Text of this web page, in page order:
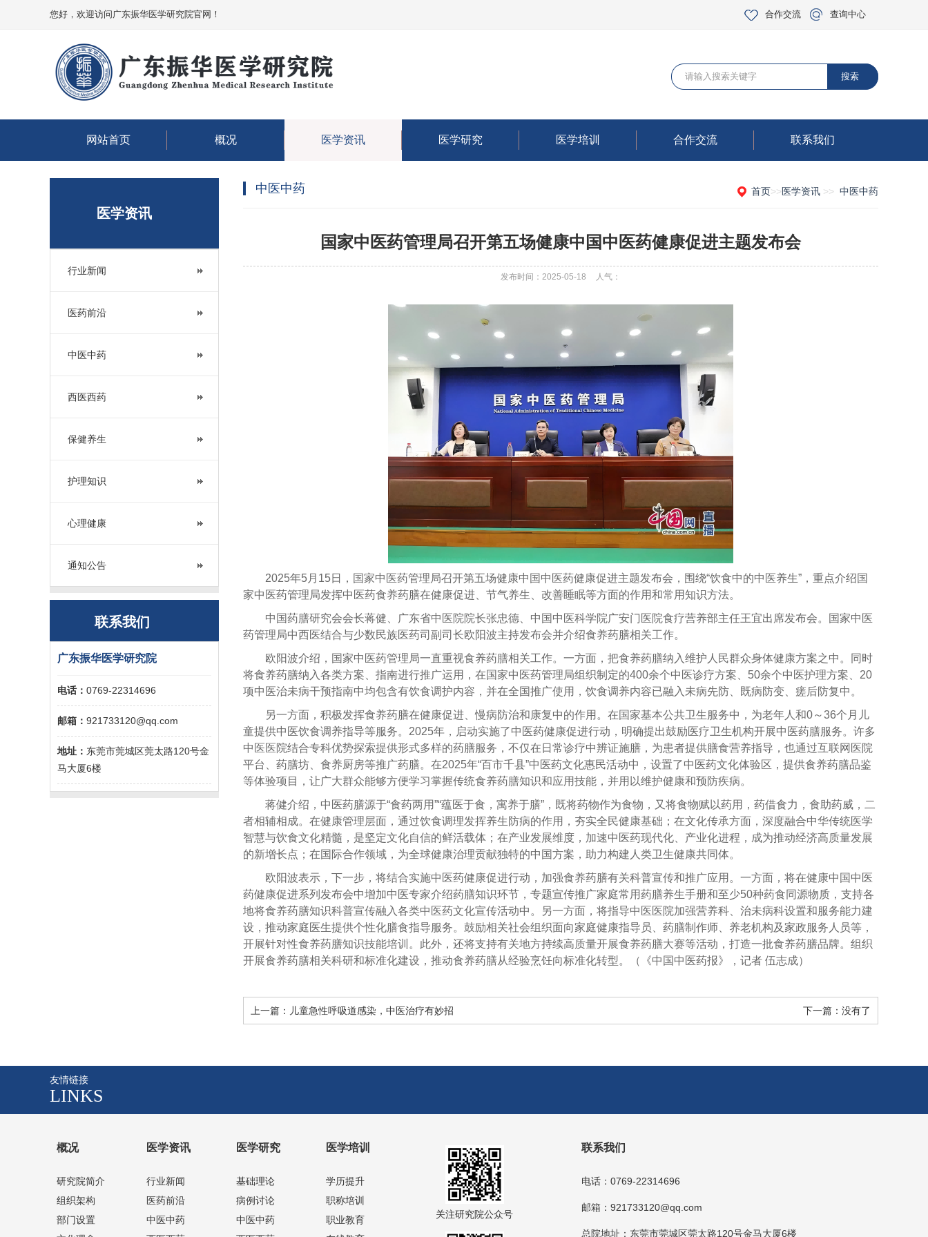
您好，欢迎访问广东振华医学研究院官网！ 合作交流 查询中心
网站首页 概况 医学资讯 医学研究 医学培训 合作交流 联系我们
医学资讯
行业新闻
医药前沿
中医中药
西医西药
保健养生
护理知识
心理健康
通知公告
联系我们
广东振华医学研究院
电话： 0769-22314696
邮箱： 921733120@qq.com
地址： 东莞市莞城区莞太路120号金
马大厦6楼
首页>>医学资讯 >> 中医中药
中医中药
国家中医药管理局召开第五场健康中国中医药健康促进主题发布会
发布时间：2025-05-18 人气：
2025年5月 15日，国家中医药管理局召开第五场健康中国中医药健康促进主题发布会，围绕“饮食中的中医养生” ，重点介绍国
家中医药管理局发挥中医药食养药膳在健康促进、节气养生、改善睡眠等方面的作用和常用知识方法。
中国药膳研究会会长蒋健、广东省中医院院长张忠德、中国中医科学院广安门医院食疗营养部主任王宜出席发布会。国家中医
药管理局中西医结合与少数民族医药司副司长欧阳波主持发布会并介绍食养药膳相关工作。
欧阳波介绍，国家中医药管理局一直重视食养药膳相关工作。一方面，把食养药膳纳入维护人民群众身体健康方案之中。同时
将食养药膳纳入各类方案、指南进行推广运用，在国家中医药管理局组织制定的400余个中医诊疗方案、 50余个中医护理方案、 20
项中医治未病干预指南中均包含有饮食调护内容，并在全国推广使用，饮食调养内容已融入未病先防、既病防变、瘥后防复中。
另一方面，积极发挥食养药膳在健康促进、慢病防治和康复中的作用。在国家基本公共卫生服务中，为老年人和0～36个月儿
童提供中医饮食调养指导等服务。 2025年，启动实施了中医药健康促进行动，明确提出鼓励医疗卫生机构开展中医药膳服务。许多
中医医院结合专科优势探索提供形式多样的药膳服务，不仅在日常诊疗中辨证施膳，为患者提供膳食营养指导，也通过互联网医院
平台、药膳坊、食养厨房等推广药膳。在2025年“百市千县”中医药文化惠民活动中，设置了中医药文化体验区，提供食养药膳品鉴
等体验项目，让广大群众能够方便学习掌握传统食养药膳知识和应用技能，并用以维护健康和预防疾病。
蒋健介绍，中医药膳源于“食药两用”“蕴医于食，寓养于膳” ，既将药物作为食物，又将食物赋以药用，药借食力，食助药威，二
者相辅相成。在健康管理层面，通过饮食调理发挥养生防病的作用，夯实全民健康基础；在文化传承方面，深度融合中华传统医学
智慧与饮食文化精髓，是坚定文化自信的鲜活载体；在产业发展维度，加速中医药现代化、产业化进程，成为推动经济高质量发展
的新增长点；在国际合作领域，为全球健康治理贡献独特的中国方案，助力构建人类卫生健康共同体。
欧阳波表示，下一步，将结合实施中医药健康促进行动，加强食养药膳有关科普宣传和推广应用。一方面，将在健康中国中医
药健康促进系列发布会中增加中医专家介绍药膳知识环节，专题宣传推广家庭常用药膳养生手册和至少50种药食同源物质，支持各
地将食养药膳知识科普宣传融入各类中医药文化宣传活动中。另一方面，将指导中医医院加强营养科、治未病科设置和服务能力建
设，推动家庭医生提供个性化膳食指导服务。鼓励相关社会组织面向家庭健康指导员、药膳制作师、养老机构及家政服务人员等，
开展针对性食养药膳知识技能培训。此外，还将支持有关地方持续高质量开展食养药膳大赛等活动，打造一批食养药膳品牌。组织
开展食养药膳相关科研和标准化建设，推动食养药膳从经验烹饪向标准化转型。（《中国中医药报》，记者 伍志成）
上一篇： 儿童急性呼吸道感染，中医治疗有妙招 下一篇： 没有了
友情链接
LINKS
概况
研究院简介
组织架构
部门设置
医学资讯
行业新闻
医药前沿
中医中药
医学研究
基础理论
病例讨论
中医中药
医学培训
学历提升
职称培训
职业教育
关注研究院公众号
联系我们
电话：0769-22314696
邮箱：921733120@qq.com
总院地址：东莞市莞城区莞太路120号金马大厦6楼